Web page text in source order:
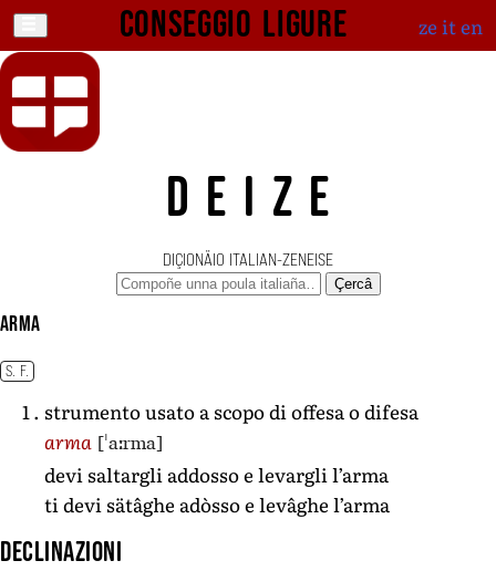
Conseggio ligure ze iten
DEIZE
DIÇIONÄIO ITALIAN-ZENEISE
Çercâ
arma
S. F.
strumento usato a scopo di offesa o difesa
arma [ˈaːrma]
devi saltargli addosso e levargli l’arma
ti devi sätâghe adòsso e levâghe l’arma
Declinazioni